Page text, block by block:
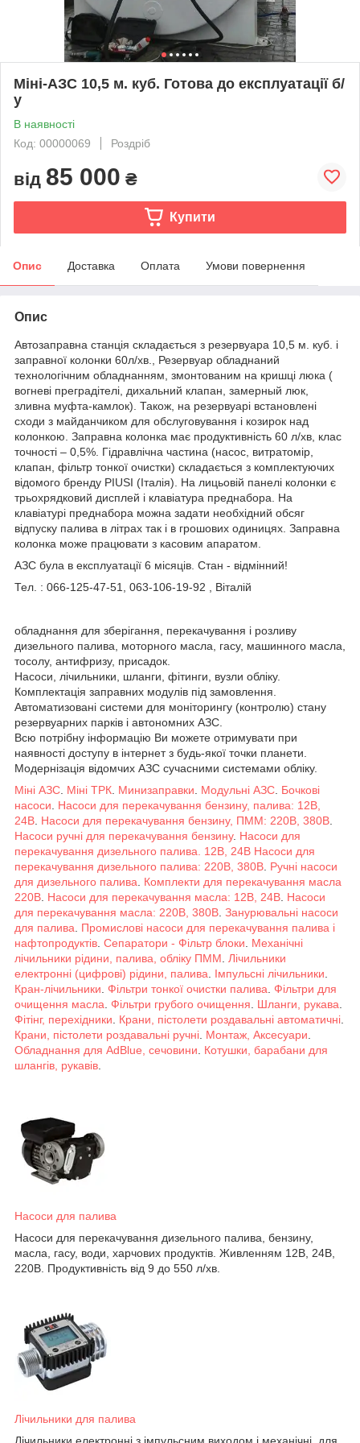
Міні-АЗС 10,5 м. куб. Готова до експлуатації б/
у
В наявності
Код: 00000069
Роздріб
від 85 000 ₴
Купити
Опис Доставка Оплата Умови повернення
Опис
Автозаправна станція складається з резервуара 10,5 м. куб. і
заправної колонки 60л/хв., Резервуар обладнаний
технологічним обладнанням, змонтованим на кришці люка (
вогневі преградітелі, дихальний клапан, замерный люк,
зливна муфта-камлок). Також, на резервуарі встановлені
сходи з майданчиком для обслуговування і козирок над
колонкою. Заправна колонка має продуктивність 60 л/хв, клас
точності – 0,5%. Гідравлічна частина (насос, витратомір,
клапан, фільтр тонкої очистки) складається з комплектуючих
відомого бренду PIUSI (Італія). На лицьовій панелі колонки є
трьохрядковий дисплей і клавіатура преднабора. На
клавіатурі преднабора можна задати необхідний обсяг
відпуску палива в літрах так і в грошових одиницях. Заправна
колонка може працювати з касовим апаратом.
АЗС була в експлуатації 6 місяців. Стан - відмінний!
Тел. : 066-125-47-51, 063-106-19-92 , Віталій
обладнання для зберігання, перекачування і розливу
дизельного палива, моторного масла, гасу, машинного масла,
тосолу, антифризу, присадок.
Насоси, лічильники, шланги, фітинги, вузли обліку.
Комплектація заправних модулів під замовлення.
Автоматизовані системи для моніторингу (контролю) стану
резервуарних парків і автономних АЗС.
Всю потрібну інформацію Ви можете отримувати при
наявності доступу в інтернет з будь-якої точки планети.
Модернізація відомчих АЗС сучасними системами обліку.
Міні АЗС Міні ТРК Минизаправки Модульні АЗС Бочкові
насоси
Насоси для перекачування бензину, палива: 12В,
24В Насоси для перекачування бензину, ПММ: 220В, 380В
Насоси ручні для перекачування бензину. Насоси для
перекачування дизельного палива. 12В, 24В Насоси для
перекачування дизельного палива: 220В, 380В Ручні насоси
для дизельного палива
Комплекти для перекачування масла
220В Насоси для перекачування масла: 12В, 24В Насоси
для перекачування масла: 220В, 380В Занурювальні насоси
для палива
Промислові насоси для перекачування палива і
нафтопродуктів Сепаратори - Фільтр блоки
Механічні
лічильники рідини, палива, обліку ПММ
Лічильники
електронні (цифрові) рідини, палива
Імпульсні лічильники
Кран-лічильники Фільтри тонкої очистки палива Фільтри для
очищення масла Фільтри грубого очищення Шланги, рукава
Фітінг, перехідники
Крани, пістолети роздавальні автоматичні
Крани, пістолети роздавальні ручні Монтаж, Аксесуари
Обладнання для AdBlue, сечовини
Котушки, барабани для
шлангів, рукавів
Насоси для палива
Насоси для перекачування дизельного палива, бензину,
масла, гасу, води, харчових продуктів. Живленням 12В, 24В,
220В. Продуктивність від 9 до 550 л/хв.
Лічильники для палива
Лічильники електронні з імпульсним виходом і механічні, для